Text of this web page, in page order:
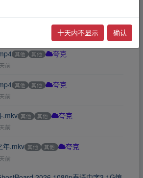
其他 其他 夸克
前
其他 其他 夸克
前
.mkv 其他 其他 夸克
前
年.mkv 其他 其他 夸克
前
十天内不显示 确认